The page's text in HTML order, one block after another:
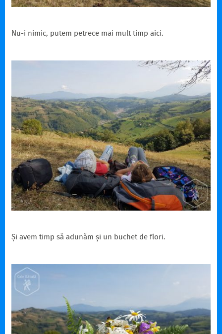
Nu-i nimic, putem petrece mai mult timp aici.
Și avem timp să adunăm și un buchet de flori.